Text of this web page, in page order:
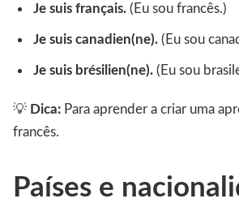
Je suis français. (Eu sou francês.)
Je suis canadien(ne). (Eu sou
Je suis brésilien(ne). (Eu sou
💡 Dica: Para aprender a criar uma
francês.
Países e